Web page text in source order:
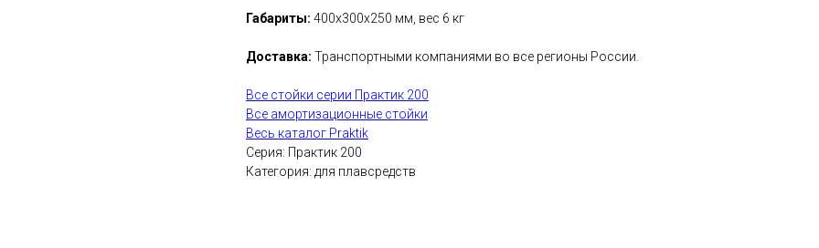
Габариты: 400х300х250 мм, вес 6 кг
Доставка: Транспортными компаниями во все регионы России.
Все стойки серии Практик 200
Все амортизационные стойки
Весь каталог Praktik
Серия: Практик 200
Категория: для плавсредств